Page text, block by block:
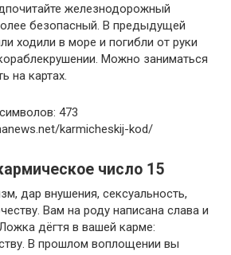
железнодорожный
безопасный. В предыдущей
ходили в море и погибли от руки
Можно заниматься
на картах.
473
karmicheskij-kod/
число 15
дар внушения, сексуальность,
Вам на роду написана слава и
дёгтя в вашей карме:
В прошлом воплощении вы